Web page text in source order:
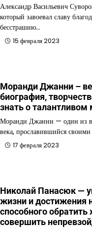
Александр Васильевич
который завоевал славу
бесстрашию…
15 февраля 2023
Моранди Джанни –
биография,
знать о талантливом
Моранди Джанни — один из
века, прославившийся
17 февраля 2023
Николай Панасюк —
жизни и достижения
способного
совершить